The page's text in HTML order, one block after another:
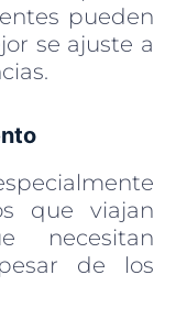
pueden
se ajuste a
que viajan
necesitan
de los